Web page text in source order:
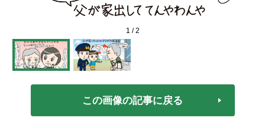
1 /2
この画像の記事に戻る